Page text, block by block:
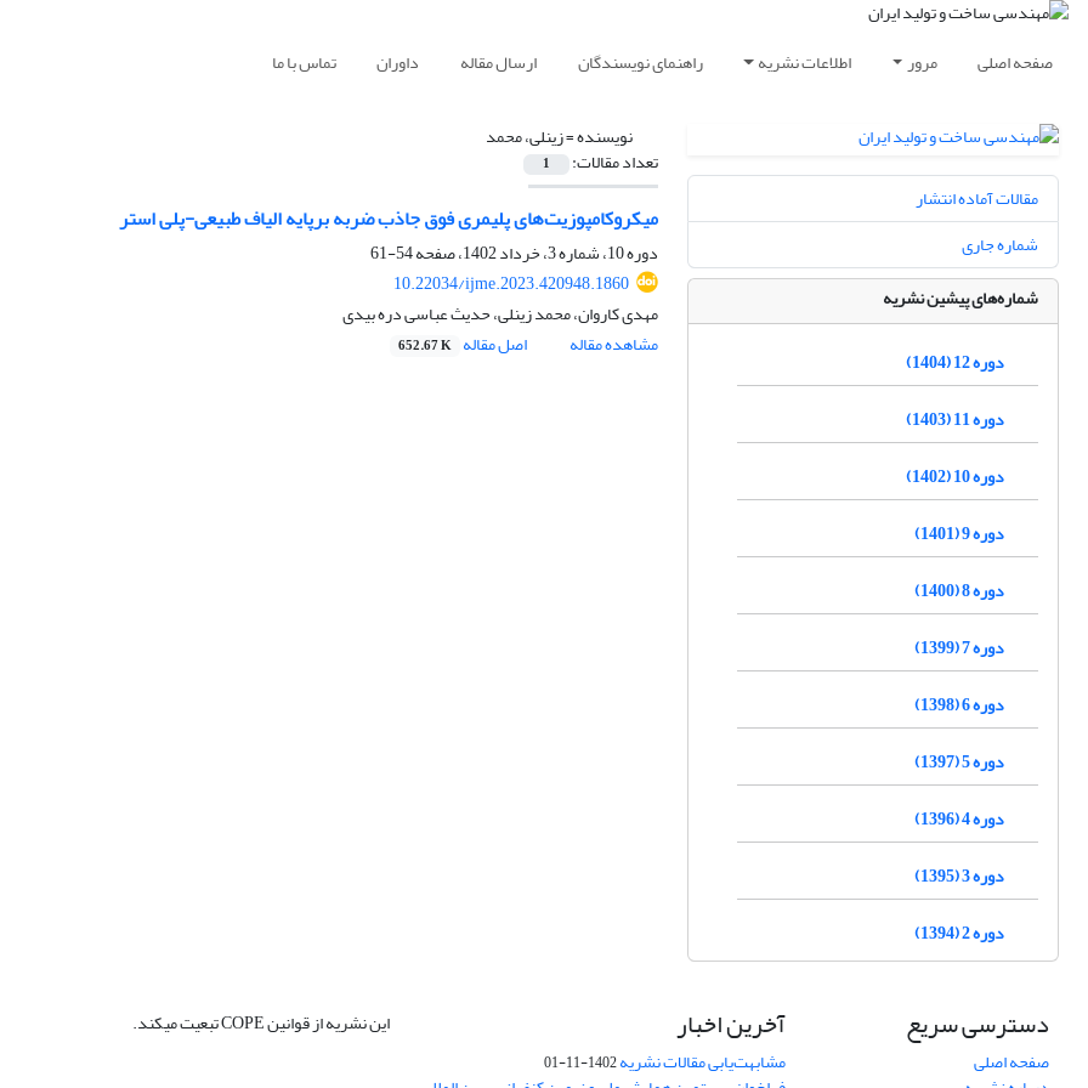
صفحه اصلی مرور اطلاعات نشریه راهنمای نویسندگان ارسال مقاله داوران تماس با ما
نویسنده =زینلی، محمد
تعداد مقالات: 1
میکروکامپوزیت‌های پلیمری فوق جاذب ضربه برپایه الیاف طبیعی-پلی استر
دوره 10، شماره 3، خرداد 1402، صفحه
54-61
10.22034/ijme.2023.420948.1860
مهدی کاروان، محمد زینلی، حدیث عباسی دره بیدی
مشاهده مقاله
اصل مقاله 652.67 K
مقالات آماده انتشار
شماره جاری
شماره‌های پیشین نشریه
دوره 12 (1404)
دوره 11 (1403)
دوره 10 (1402)
دوره 9 (1401)
دوره 8 (1400)
دوره 7 (1399)
دوره 6 (1398)
دوره 5 (1397)
دوره 4 (1396)
دوره 3 (1395)
دوره 2 (1394)
دسترسی سریع
صفحه اصلی
آخرین اخبار
مشابهت‌یابی مقالات نشریه1402-11-01
این نشریه از قوانین COPE تبعیت میکند.